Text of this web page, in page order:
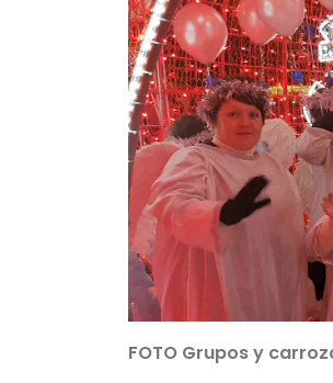
FOTO Grupos y